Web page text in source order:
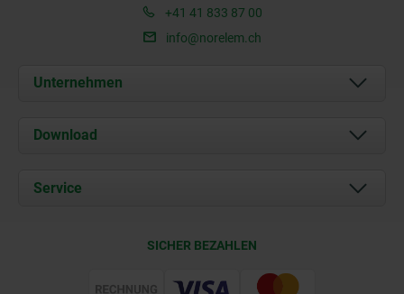
+41 41 833 87 00
info@norelem.ch
Unternehmen
Über uns
Kontakt
Download
Service
SICHER BEZAHLEN